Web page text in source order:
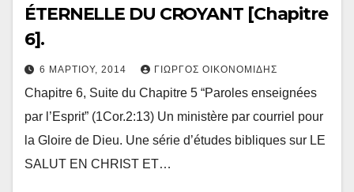
ÉTERNELLE DU CROYANT [Chapitre
6].
6 ΜΑΡΤΊΟΥ, 2014 ΓΙΏΡΓΟΣ ΟΙΚΟΝΟΜΊΔΗΣ
Chapitre 6, Suite du Chapitre 5 “Paroles enseignées
par l’Esprit” (1Cor.2:13) Un ministère par courriel pour
la Gloire de Dieu. Une série d’études bibliques sur LE
SALUT EN CHRIST ET…